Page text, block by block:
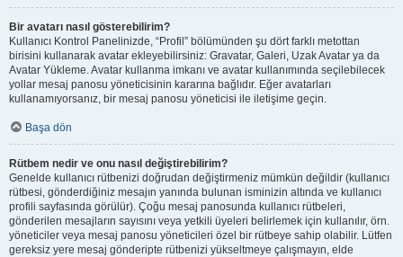
Bir avatarı nasıl gösterebilirim?
Kullanıcı Kontrol Panelinizde, “Profil” bölümünden şu dört farklı metottan
birisini kullanarak avatar ekleyebilirsiniz: Gravatar, Galeri, Uzak Avatar ya da
Avatar Yükleme. Avatar kullanma imkanı ve avatar kullanımında seçilebilecek
yollar mesaj panosu yöneticisinin kararına bağlıdır. Eğer avatarları
kullanamıyorsanız, bir mesaj panosu yöneticisi ile iletişime geçin.
Başa dön
Rütbem nedir ve onu nasıl değiştirebilirim?
Genelde kullanıcı rütbenizi doğrudan değiştirmeniz mümkün değildir (kullanıcı
rütbesi, gönderdiğiniz mesajın yanında bulunan isminizin altında ve kullanıcı
profili sayfasında görülür). Çoğu mesaj panosunda kullanıcı rütbeleri,
gönderilen mesajların sayısını veya yetkili üyeleri belirlemek için kullanılır, örn.
yöneticiler veya mesaj panosu yöneticileri özel bir rütbeye sahip olabilir. Lütfen
gereksiz yere mesaj gönderipte rütbenizi yükseltmeye çalışmayın, elde